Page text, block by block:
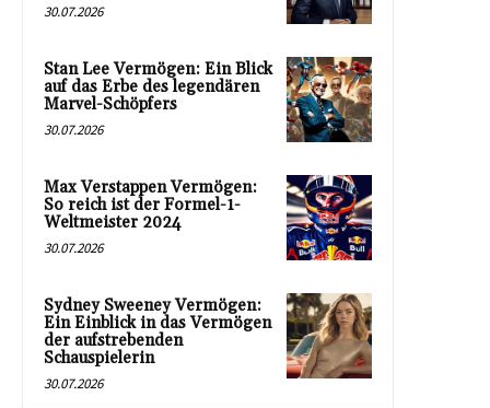
30.07.2026
Stan Lee Vermögen: Ein Blick
auf das Erbe des legendären
Marvel-Schöpfers
30.07.2026
Max Verstappen Vermögen:
So reich ist der Formel-1-
Weltmeister 2024
30.07.2026
Sydney Sweeney Vermögen:
Ein Einblick in das Vermögen
der aufstrebenden
Schauspielerin
30.07.2026